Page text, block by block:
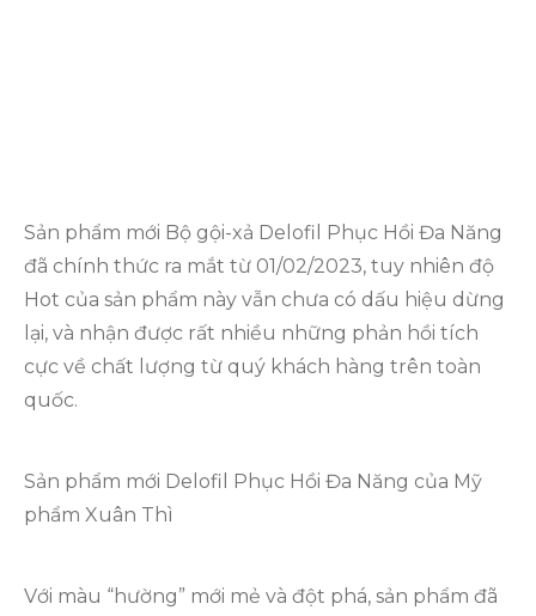
Sản phẩm mới Bộ gội-xả Delofil Phục Hồi Đa Năng
đã chính thức ra mắt từ 01/02/2023, tuy nhiên độ
Hot của sản phẩm này vẫn chưa có dấu hiệu dừng
lại, và nhận được rất nhiều những phản hồi tích
cực về chất lượng từ quý khách hàng trên toàn
quốc.
Sản phẩm mới Delofil Phục Hồi Đa Năng của Mỹ
phẩm Xuân Thì
Với màu “hường” mới mẻ và đột phá, sản phẩm đã